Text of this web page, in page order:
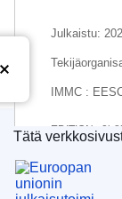
Julkaistu:
IMMC :
EDITION :
EDITION :
Euroopan
Tätä